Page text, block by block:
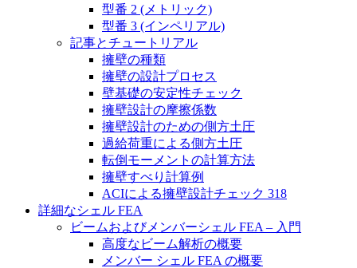
型番 2 (メトリック)
型番 3 (インペリアル)
記事とチュートリアル
擁壁の種類
擁壁の設計プロセス
壁基礎の安定性チェック
擁壁設計の摩擦係数
擁壁設計のための側方土圧
過給荷重による側方土圧
転倒モーメントの計算方法
擁壁すべり計算例
ACIによる擁壁設計チェック 318
詳細なシェル FEA
ビームおよびメンバーシェル FEA – 入門
高度なビーム解析の概要
メンバー シェル FEA の概要